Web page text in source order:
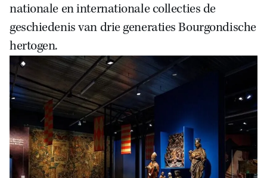
nationale en internationale collecties de
geschiedenis van drie generaties Bourgondische
hertogen.